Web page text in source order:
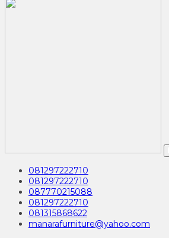
081297222710
081297222710
087770215088
081297222710
081315868622
manarafurniture@yahoo.com